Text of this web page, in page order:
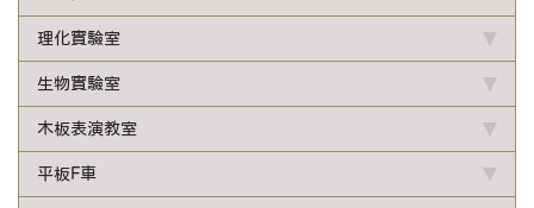
理化實驗室
生物實驗室
木板表演教室
平板F車